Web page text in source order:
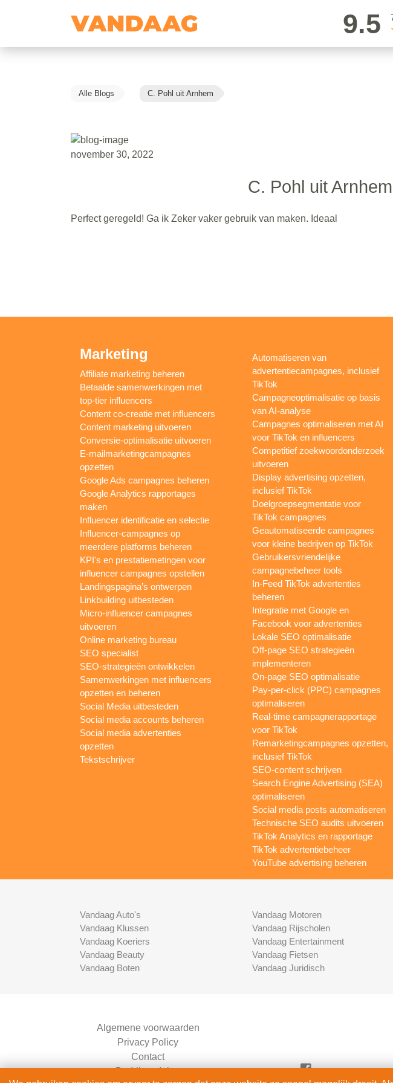
9.5
Alle Blogs C. Pohl uit Arnhem
november 30, 2022
C. Pohl uit Arnhem
Perfect geregeld! Ga ik Zeker vaker gebruik van maken. Ideaal
Marketing
Affiliate marketing beheren
Betaalde samenwerkingen met
top-tier influencers
Content co-creatie met influencers
Content marketing uitvoeren
Conversie-optimalisatie uitvoeren
E-mailmarketingcampagnes
opzetten
Google Ads campagnes beheren
Google Analytics rapportages
maken
Influencer identificatie en selectie
Influencer-campagnes op
meerdere platforms beheren
KPI's en prestatiemetingen voor
influencer campagnes opstellen
Landingspagina’s ontwerpen
Linkbuilding uitbesteden
Micro-influencer campagnes
uitvoeren
Online marketing bureau
SEO specialist
SEO-strategieën ontwikkelen
Samenwerkingen met influencers
opzetten en beheren
Social Media uitbesteden
Social media accounts beheren
Social media advertenties
opzetten
Tekstschrijver
Automatiseren van
advertentiecampagnes, inclusief
TikTok
Campagneoptimalisatie op basis
van AI-analyse
Campagnes optimaliseren met AI
voor TikTok en influencers
Competitief zoekwoordonderzoek
uitvoeren
Display advertising opzetten,
inclusief TikTok
Doelgroepsegmentatie voor
TikTok campagnes
Geautomatiseerde campagnes
voor kleine bedrijven op TikTok
Gebruikersvriendelijke
campagnebeheer tools
In-Feed TikTok advertenties
beheren
Integratie met Google en
Facebook voor advertenties
Lokale SEO optimalisatie
Off-page SEO strategieën
implementeren
On-page SEO optimalisatie
Pay-per-click (PPC) campagnes
optimaliseren
Real-time campagnerapportage
voor TikTok
Remarketingcampagnes opzetten,
inclusief TikTok
SEO-content schrijven
Search Engine Advertising (SEA)
optimaliseren
Social media posts automatiseren
Technische SEO audits uitvoeren
TikTok Analytics en rapportage
TikTok advertentiebeheer
YouTube advertising beheren
Vandaag Auto's
Vandaag Klussen
Vandaag Koeriers
Vandaag Beauty
Vandaag Boten
Vandaag Motoren
Vandaag Rijscholen
Vandaag Entertainment
Vandaag Fietsen
Vandaag Juridisch
Algemene voorwaarden
Privacy Policy
Contact
Bedrijven Inlog